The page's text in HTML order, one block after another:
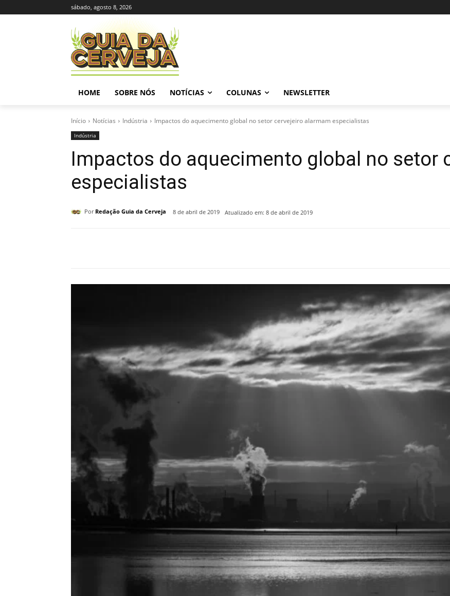
sábado, agosto 8, 2026
HOME SOBRE NÓS NOTÍCIAS COLUNAS NEWSLETTER
Início Notícias Indústria Impactos do aquecimento global no setor cervejeiro alarmam especialistas
Indústria
Impactos do aquecimento global no setor
especialistas
Por Redação Guia da Cerveja 8 de abril de 2019 Atualizado em: 8 de abril de 2019